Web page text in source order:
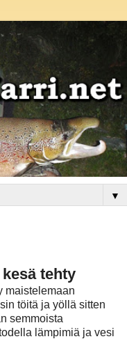
▼
tehty
maistelemaan
töitä ja yöllä sitten
semmoista
lämpimiä ja vesi